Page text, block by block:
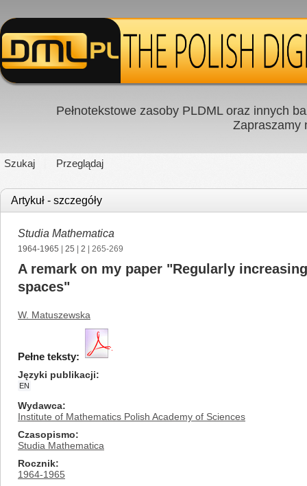
Pełnotekstowe zasoby PLDML oraz innych
Zapraszamy
Szukaj Przeglądaj
Artykuł - szczegóły
Studia Mathematica
1964-1965 25 2 | 265-269
A remark on my paper "Regularly
spaces"
W. Matuszewska
Pełne teksty:
Języki publikacji
EN
Wydawca
Institute of Mathematics Polish Academy of Sciences
Czasopismo
Studia Mathematica
Rocznik
1964-1965